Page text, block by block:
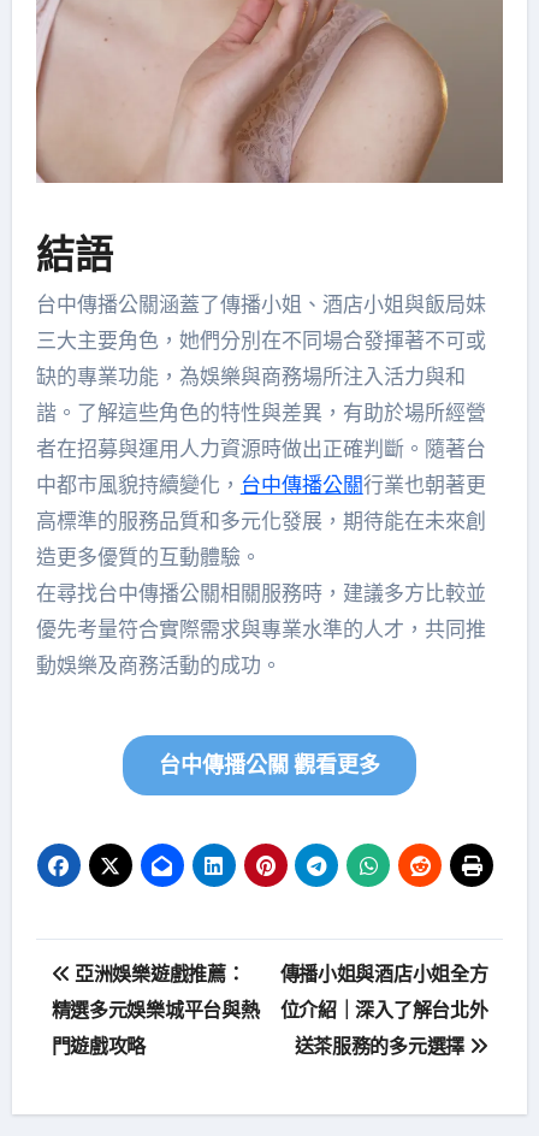
結語
台中傳播公關涵蓋了傳播小姐、酒店小姐與飯局妹
三大主要角色，她們分別在不同場合發揮著不可或
缺的專業功能，為娛樂與商務場所注入活力與和
諧。了解這些角色的特性與差異，有助於場所經營
者在招募與運用人力資源時做出正確判斷。隨著台
中都市風貌持續變化， 台中傳播公關行業也朝著更
高標準的服務品質和多元化發展，期待能在未來創
造更多優質的互動體驗。
在尋找台中傳播公關相關服務時，建議多方比較並
優先考量符合實際需求與專業水準的人才，共同推
動娛樂及商務活動的成功。
台中傳播公關 觀看更多
文
章
導
覽
亞洲娛樂遊戲推薦：
精選多元娛樂城平台與熱
門遊戲攻略
傳播小姐與酒店小姐全方
位介紹｜深入了解台北外
送茶服務的多元選擇